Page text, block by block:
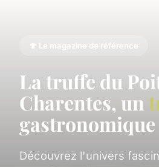
🍄 Le magazine de référence
La truffe du
Charentes, un
gastronomique
Découvrez l'univers